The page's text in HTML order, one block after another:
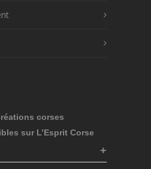
corses
sur L’Esprit Corse